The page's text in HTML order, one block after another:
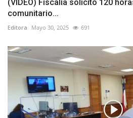
(VIDEO) Fiscalía solicitó 120
comunitario...
Editora Mayo 30, 2025 691